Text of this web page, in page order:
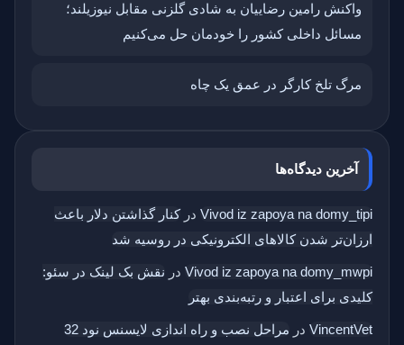
واکنش رامین رضاییان به شادی گلزنی مقابل نیوزیلند؛
مسائل داخلی کشور را خودمان حل می‌کنیم
مرگ تلخ کارگر در عمق یک چاه
آخرین دیدگاه‌ها
Vivod iz zapoya na domy_tipi درکنار گذاشتن دلار باعث
ارزان‌تر شدن کالاهای الکترونیکی در روسیه شد
Vivod iz zapoya na domy_mwpi در نقش بک‌ لینک در سئو:
کلیدی برای اعتبار و رتبه‌بندی بهتر
VincentVet در مراحل نصب و راه اندازی لایسنس نود 32